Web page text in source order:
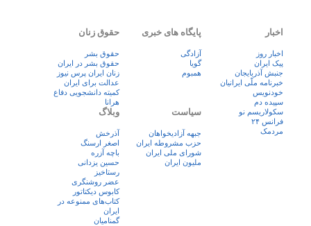
اخبار
اخبار روز
پيک ايران
جنبش آذربایجان
خبرنامه ملّی ایرانیان
خودنویس
سپیده دم
سکولاریسم نو
فرانس ۲۴
مردمک
پایگاه های خبری
آزادگی
گویا
همبوم
حقوق زنان
حقوق بشر
حقوق بشر در ایران
زنان ايران پرس نيوز
عدالت برای ایران
کمیته دانشجویی دفاع
هرانا
سیاست
جبهه آزادیخواهان
حزب مشروطه ایران
شورای ملی ایران
ملیون ایران
وبلاگ
آذرخش
اصغر ارسنگ
باچه آزره
حسین یزدانی
رستاخیز
عضر روشنگری
کابوس دیکتاتور
کتاب‌های ممنوعه در
ایران
گمنامیان